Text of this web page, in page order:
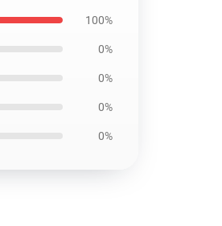
100%
0%
0%
0%
0%